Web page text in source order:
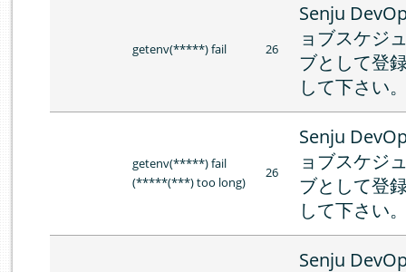
getenv(*****) fail 26
Senju
ョブスケジ
ブとして登
して下さい
getenv(*****) fail
(*****(***) too long)
26
Senju
ョブスケジ
ブとして登
して下さい
Senju